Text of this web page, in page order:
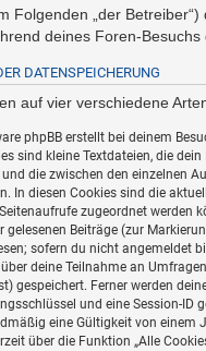
Folgenden „der Betreiber“)
deines Foren-Besuchs
DATENSPEICHERUNG
auf vier verschiedene
phpBB erstellt bei deinem
sind kleine Textdateien, die
die zwischen den einzelnen
In diesen Cookies sind die
zugeordnet werden
gelesenen Beiträge (zur
sofern du nicht angemeldet
deine Teilnahme an
gespeichert. Ferner werden
und eine Session-ID
eine Gültigkeit von einem
über die Funktion „Alle